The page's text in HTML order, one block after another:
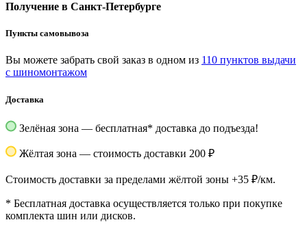
Получение в Санкт-Петербурге
Пункты самовывоза
Вы можете забрать свой заказ в одном из 110 пунктов выдачи
с шиномонтажом
Доставка
Зелёная зона — бесплатная* доставка до подъезда!
Жёлтая зона — стоимость доставки 200 ₽
Стоимость доставки за пределами жёлтой зоны +35 ₽/км.
* Бесплатная доставка осуществляется только при покупке
комплекта шин или дисков.